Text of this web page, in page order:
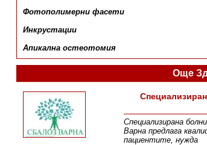
Фотополимерни фасети
Инкрустации
Апикална остеотомия
Още
Специализирана
Варна предлага
пациентите, нужда